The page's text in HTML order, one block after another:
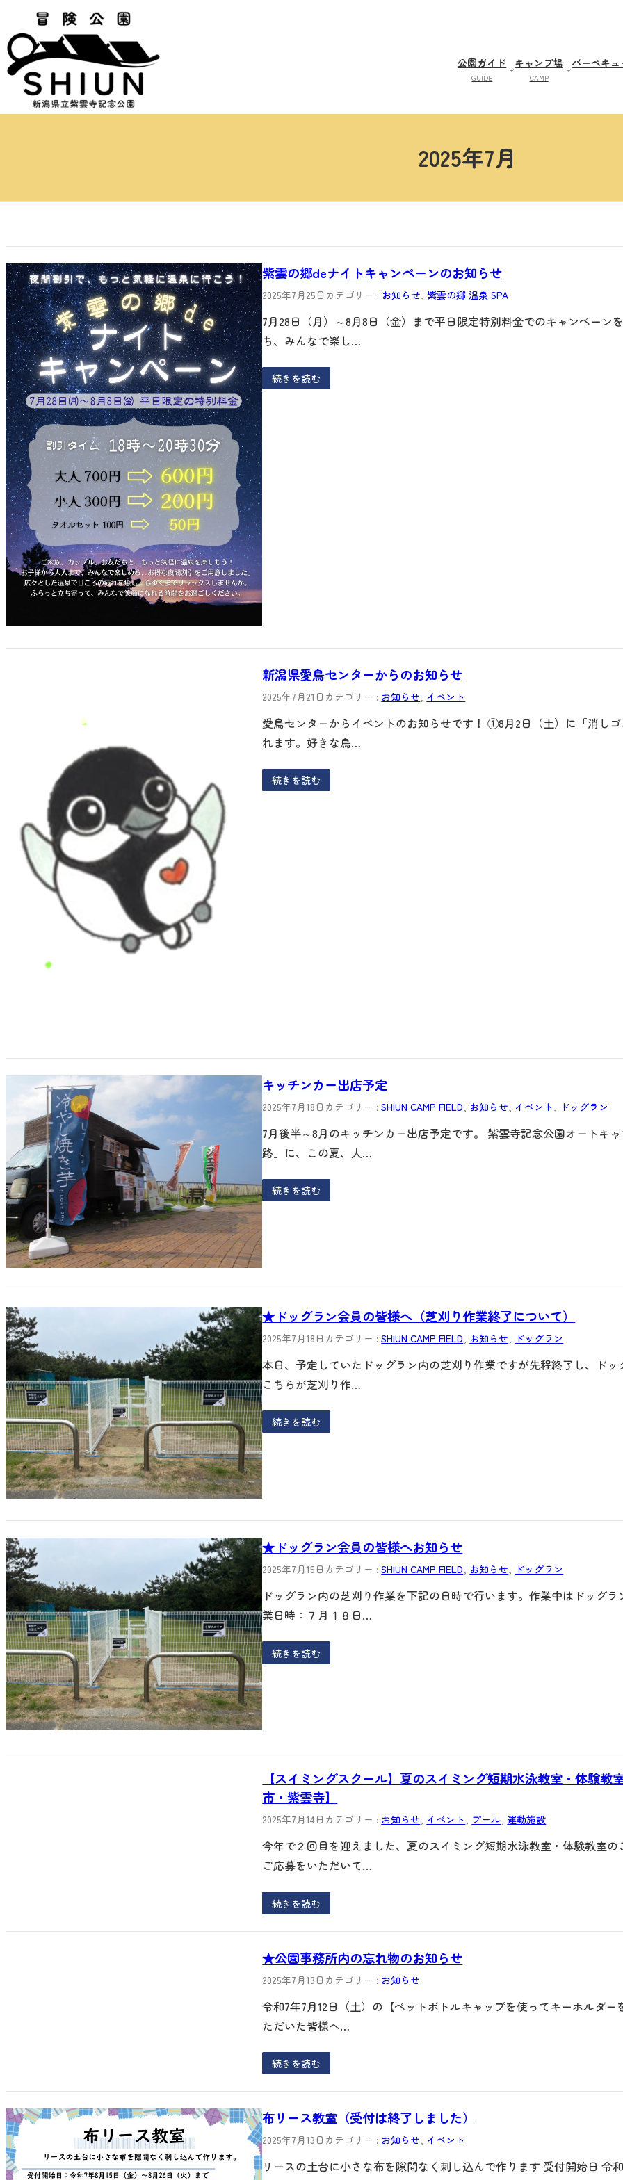
容
を
ス
ッ
公園ガイド
GUIDE
キャンプ場
CAMP
バーベキ
2025年7月
紫雲の郷deナイトキャンペーンのお知らせ
2025年7月25日 カテゴリー : お知らせ , 紫雲の郷 温泉 SPA
7月28日（月）～8月8日（金）まで平日限定特別料金でのキャンペーン
ち、みんなで楽し…
続きを読む
新潟県愛鳥センターからのお知らせ
2025年7月21日 カテゴリー : お知らせ, イベント
愛鳥センターからイベントのお知らせです！ ①8月2日（土）に「消し
れます。好きな鳥…
続きを読む
キッチンカー出店予定
2025年7月18日 カテゴリー :SHIUN CAMP FIELD お知らせ イベント ドッグラン
7月後半～8月のキッチンカー出店予定です。 紫雲寺記念公園オートキ
路」に、この夏、人…
続きを読む
★ドッグラン会員の皆様へ（芝刈り作業終了について）
2025年7月18日 カテゴリー :SHIUN CAMP FIELD お知らせ ドッグラン
本日、予定していたドッグラン内の芝刈り作業ですが先程終了し、ドッ
こちらが芝刈り作…
続きを読む
★ドッグラン会員の皆様へお知らせ
2025年7月15日 カテゴリー :SHIUN CAMP FIELD, お知らせ, ドッグラン
ドッグラン内の芝刈り作業を下記の日時で行います。作業中はドッグ
業日時：７月１８日…
続きを読む
【スイミングスクール】夏のスイミング短期水泳教室・体験教
市・紫雲寺】
2025年7月14日 カテゴリー : お知らせ, イベント, プール, 運動施設
今年で２回目を迎えました、夏のスイミング短期水泳教室・体験教室
ご応募をいただいて…
続きを読む
★公園事務所内の忘れ物のお知らせ
2025年7月13日 カテゴリー : お知らせ
令和7年7月12日（土）の【ペットボトルキャップを使ってキーホルダ
ただいた皆様へ…
続きを読む
布リース教室（受付は終了しました）
2025年7月13日 カテゴリー : お知らせ, イベント
リースの土台に小さな布を隙間なく刺し込んで作ります 受付開始日 令